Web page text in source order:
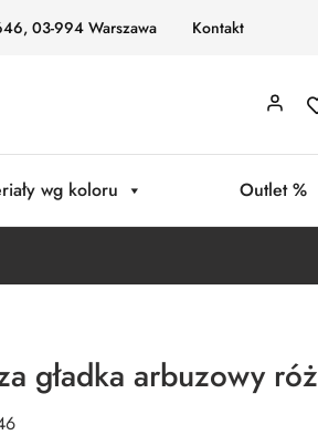
03-994 Warszawa Kontakt
wg koloru Outlet %
gładka arbuzowy róż